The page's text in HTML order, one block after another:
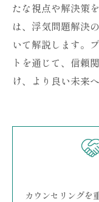
たな視点や解決策
は、浮気問題解決
いて解説します。
トを通じて、信頼
け、より良い未来
カウンセリングを